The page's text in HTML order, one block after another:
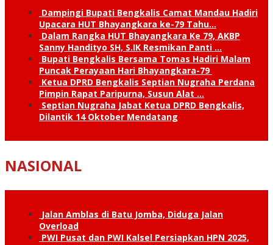
Dampingi Bupati Bengkalis Camat Mandau Hadiri
Upacara HUT Bhayangkara ke-79 Tahu…
Dalam Rangka HUT Bhayangkara Ke 79, AKBP
Sanny Handityo SH, S.IK Resmikan Panti …
Bupati Bengkalis Bersama Tomas Hadiri Malam
Puncak Perayaan Hari Bhayangkara-79
Ketua DPRD Bengkalis Septian Nugraha Perdana
Pimpin Rapat Paripurna, Susun Alat …
Septian Nugraha Jabat Ketua DPRD Bengkalis,
Dilantik 14 Oktober Mendatang
NASIONAL
Jalan Amblas di Batu Jomba, Diduga Jalan
Overload
PWI Pusat dan PWI Kalsel Persiapkan HPN 2025,